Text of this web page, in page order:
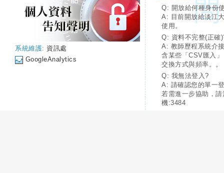
系統維護: 資訊處
GoogleAnalytics
Q: 開放給何種身份
A: 目前開放給淡江
使用。
Q: 資料不完整(正確
A: 教師歷程系統介
含某些「CSV匯入
交換方式與頻率。。
Q: 我無法登入?
A: 請確認您的單一
若需進一步協助，
機:3484